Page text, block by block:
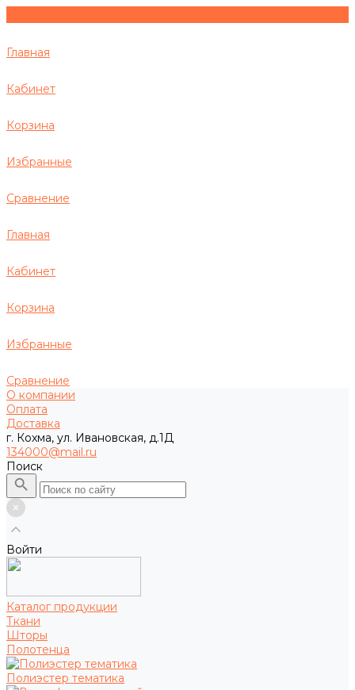
Главная
Кабинет
Корзина
Избранные
Сравнение
Главная
Кабинет
Корзина
Избранные
Сравнение
О компании
Оплата
Доставка
г. Кохма, ул. Ивановская, д.1Д
134000@mail.ru
Поиск
Войти
Каталог продукции
Ткани
Шторы
Полотенца
Полиэстер тематика